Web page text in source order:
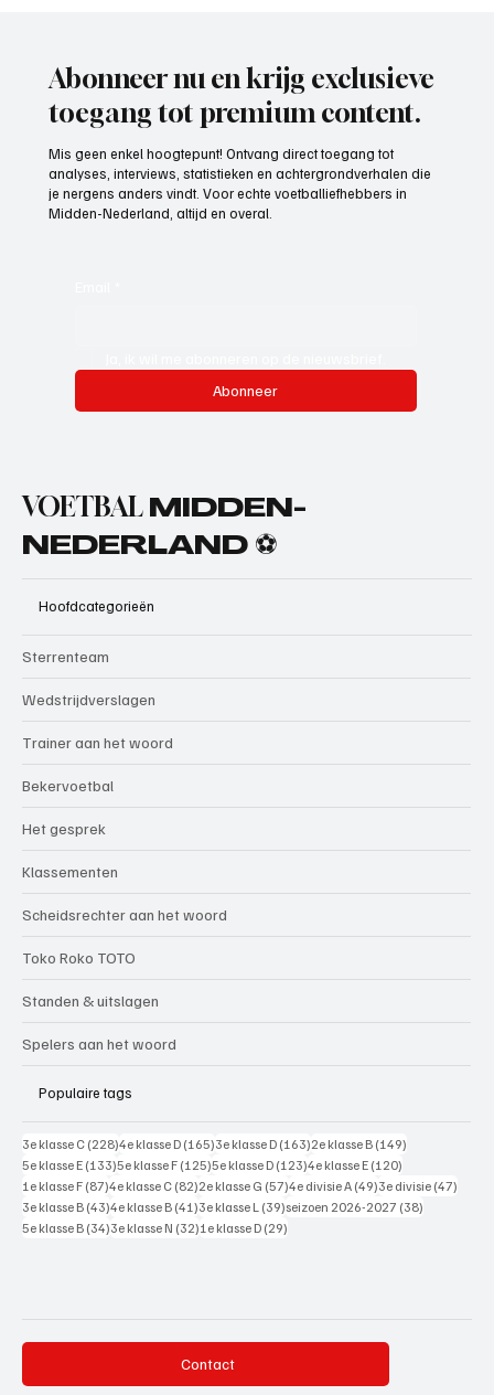
Abonneer nu en krijg exclusieve
toegang tot premium content.
Mis geen enkel hoogtepunt! Ontvang direct toegang tot
analyses, interviews, statistieken en achtergrondverhalen die
je nergens anders vindt. Voor echte voetballiefhebbers in
Midden-Nederland, altijd en overal.
Abonneer
VOETBAL MIDDEN-
NEDERLAND ⚽
Hoofdcategorieën
Sterrenteam
Wedstrijdverslagen
Trainer aan het woord
Bekervoetbal
Het gesprek
Klassementen
Scheidsrechter aan het woord
Toko Roko TOTO
Standen & uitslagen
Spelers aan het woord
Populaire tags
3e klasse C (228)228 posts
4e klasse D (165)165 posts
3e klasse D (163)163 posts
2e klasse B (149)
5e klasse E (133)133 posts
5e klasse F (125)125 posts
5e klasse D (123)123 posts
4e klasse E (120)
1e klasse F (87)87 posts
4e klasse C (82)82 posts
2e klasse G (57)57 posts
4e divisie A (49)49 posts
3e divisie (47)
3e klasse B (43)43 posts
4e klasse B (41)41 posts
3e klasse L (39)39 posts
seizoen 2026-2027 (38)
5e klasse B (34)34 posts
3e klasse N (32)32 posts
1e klasse D (29)
Contact